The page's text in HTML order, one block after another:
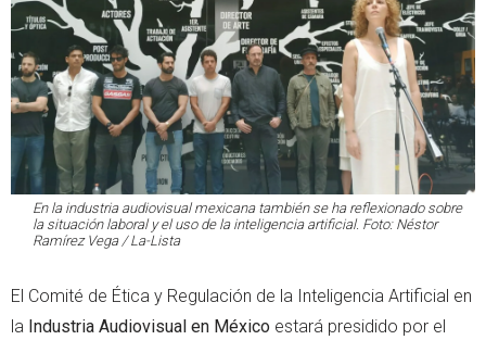
En la industria audiovisual mexicana también se ha reflexionado sobre
la situación laboral y el uso de la inteligencia artificial. Foto: Néstor
Ramírez Vega / La-Lista
El Comité de Ética y Regulación de la Inteligencia Artificial en
la Industria Audiovisual en México estará presidido por el